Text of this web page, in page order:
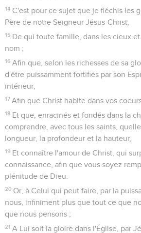
14 C'est pour ce sujet que je fléchis les
Père de notre Seigneur Jésus-Christ,
15 De qui toute famille, dans les cieux
nom ;
16 Afin que, selon les richesses de sa
d'être puissamment fortifiés par son
intérieur,
17 Afin que Christ habite dans vos
18 Et que, enracinés et fondés dans la
comprendre, avec tous les saints,
longueur, la profondeur et la hauteur,
19 Et connaître l'amour de Christ, qui
connaissance, afin que vous soyez
plénitude de Dieu.
20 Or, à Celui qui peut faire, par la
nous, infiniment plus que tout ce que
que nous pensons ;
21 A Lui soit la gloire dans l'Église, par